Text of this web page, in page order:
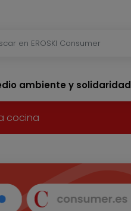
ambiente y solidaridad
cocina